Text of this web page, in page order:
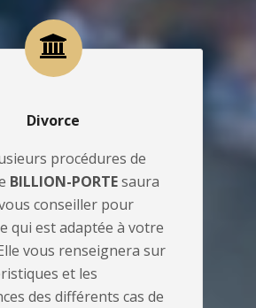
Divorce
procédures de
BILLION-PORTEsaura
conseiller pour
qui est adaptée à votre
vous renseignera sur
et les
des différents cas de